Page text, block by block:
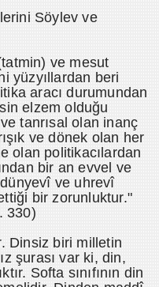
Söylev ve
ve mesut
yüzyıllardan beri
aracı durumundan
elzem olduğu
tanrısal olan inanç
ve dönek olan her
olan politikacılardan
bir an evvel ve
ve uhrevî
bir zorunluktur."
330)
Dinsiz biri milletin
şurası var ki, din,
Softa sınıfının din